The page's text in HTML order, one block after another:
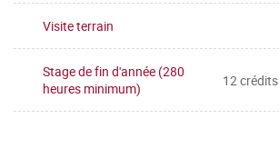
Visite terrain
Stage de fin d'année (280
heures minimum)
12 crédits